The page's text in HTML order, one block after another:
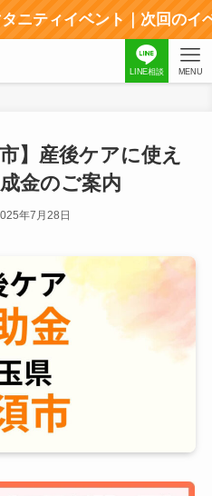
イベント｜次回のイベン
LINE相談 MENU
】産後ケアに使え
金のご案内
年7月28日